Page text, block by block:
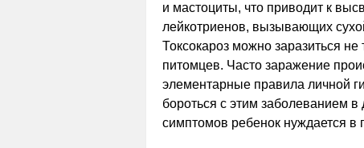
и мастоциты, что приводит к
лейкотриенов, вызывающих
Токсокароз можно заразиться
питомцев. Часто заражение
элементарные правила личной
бороться с этим заболеванием
симптомов ребенок нуждается в